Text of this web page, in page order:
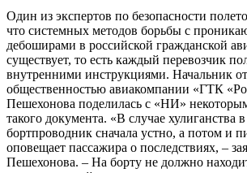
Один из экспертов по безопасности
что системных методов борьбы с
дебоширами в российской гражданской
существует, то есть каждый перевозчик
внутренними инструкциями. Начальник
общественностью авиакомпании «ГТК
Пешехонова поделилась с «НИ»
такого документа. «В случае хулиганства
бортпроводник сначала устно, а потом и
оповещает пассажира о последствиях, –
Пешехонова. – На борту не должно